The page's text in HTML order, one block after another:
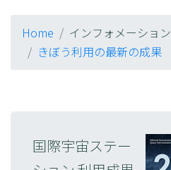
Home
インフォメーション
きぼう利用の最新の成果
国際宇宙ステー